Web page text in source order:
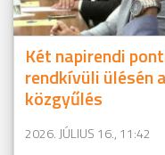
Két napirendi
rendkívüli ülésén
közgyűlés
2026. JÚLIUS 16., 11:42